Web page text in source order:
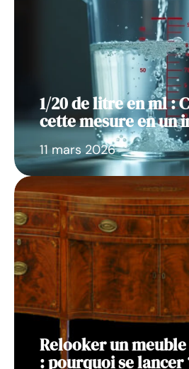
1/20 de litre en ml :
cette mesure en un
11 mars 2026
Relooker un
: pourquoi se lancer